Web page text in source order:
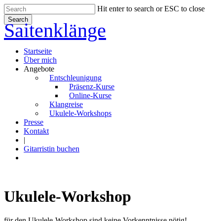
Skip
to
main
content
Hit enter to search or ESC to close
Search
Close
Search
Saitenklänge
Menu
Startseite
Über mich
Angebote
Entschleunigung
Präsenz-Kurse
Online-Kurse
Klangreise
Ukulele-Workshops
Presse
Kontakt
|
Gitarristin buchen
Ukulele-Workshop